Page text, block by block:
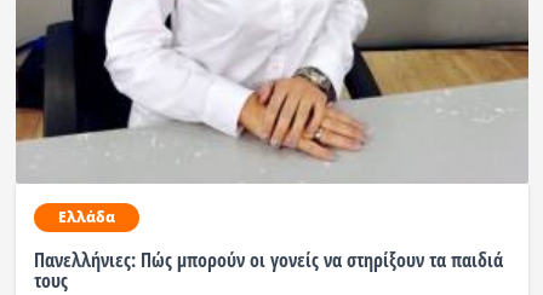
Ραδιόφωνο LIVE
Εκπομπές
Πολιτισμός
Ελλάδα
Πανελλήνιες: Πώς μπορούν οι γονείς να στηρίξουν τα παιδιά
τους